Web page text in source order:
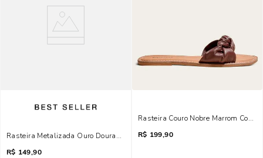
Rasteira Metalizada Ouro Dourada Bico Quadrado
R$ 149,90
Rasteira Couro Nobre Marrom Cocoa
R$ 199,90